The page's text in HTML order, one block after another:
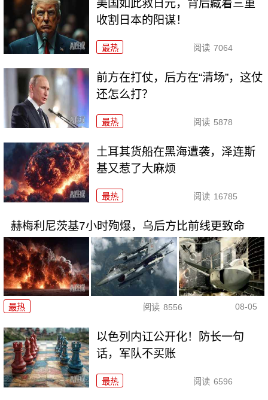
美国如此救日元，背后藏着三重
收割日本的阳谋！
最热 阅读 7064
前方在打仗，后方在“清场”，这仗
还怎么打？
最热 阅读 5878
土耳其货船在黑海遭袭，泽连斯
基又惹了大麻烦
最热 阅读 16785
赫梅利尼茨基7小时殉爆，乌后方比前线更致命
最热 阅读 8556 08-05
以色列内讧公开化！防长一句
话，军队不买账
最热 阅读 6596